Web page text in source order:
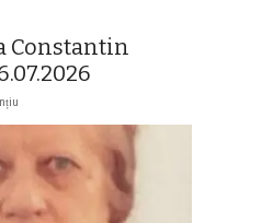
Constantin